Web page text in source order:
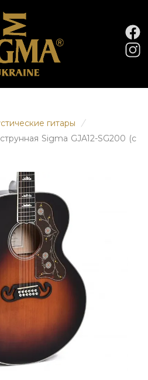
гитары
/
Sigma GJA12-SG200 (с